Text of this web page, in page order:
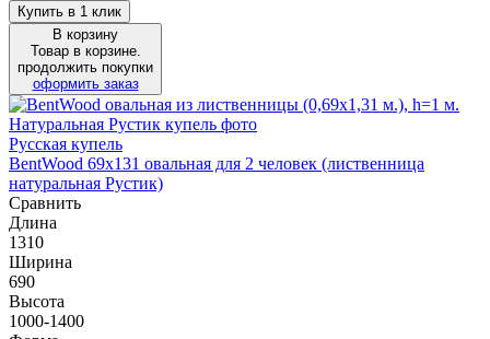
Купить в 1 клик
В корзину
Товар в корзине.
продолжить покупки
оформить заказ
Русская купель
BentWood 69х131 овальная для 2 человек (лиственница
натуральная Рустик)
Сравнить
Длина
1310
Ширина
690
Высота
1000-1400